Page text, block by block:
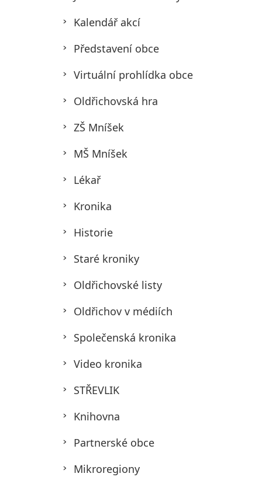
Kalendář akcí
Představení obce
Virtuální prohlídka obce
Oldřichovská hra
ZŠ Mníšek
MŠ Mníšek
Lékař
Kronika
Historie
Staré kroniky
Oldřichovské listy
Oldřichov v médiích
Společenská kronika
Video kronika
STŘEVLIK
Knihovna
Partnerské obce
Mikroregiony